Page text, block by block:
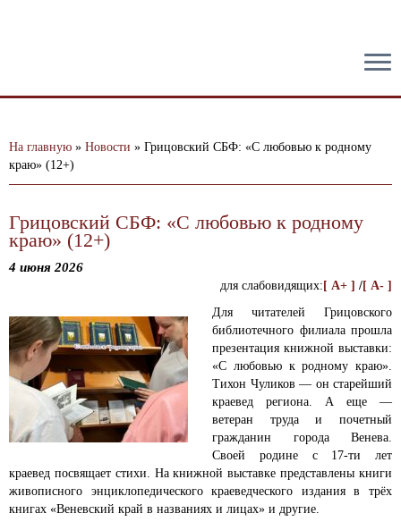
На главную » Новости » Грицовский СБФ: «С любовью к родному
краю» (12+)
Грицовский СБФ: «С любовью к родному
краю» (12+)
4 июня 2026
для слабовидящих: [ A+ ] /[ A- ]
Для читателей Грицовского
библиотечного филиала прошла
презентация книжной выставки:
«С любовью к родному краю».
Тихон Чуликов — он старейший
краевед региона. А еще —
ветеран труда и почетный
гражданин города Венева.
Своей родине с 17-ти лет
краевед посвящает стихи. На книжной выставке представлены книги
живописного энциклопедического краеведческого издания в трёх
книгах «Веневский край в названиях и лицах» и другие.